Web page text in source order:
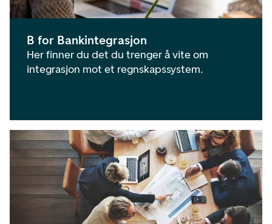
B for Bankintegrasjon
Her finner du det du trenger å vite om
integrasjon mot et regnskapssystem.